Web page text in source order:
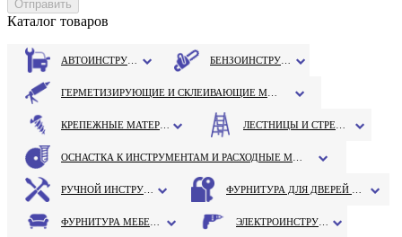
Каталог товаров